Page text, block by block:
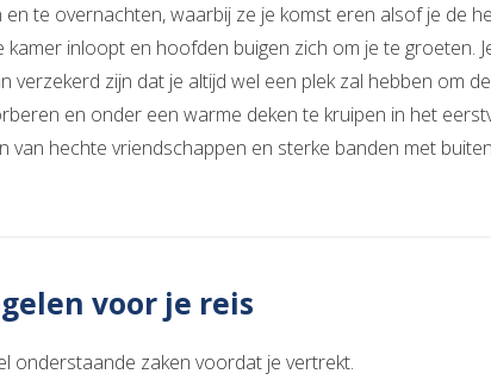
en te overnachten, waarbij ze je komst eren alsof je de
kamer inloopt en hoofden buigen zich om je te groeten.
verzekerd zijn dat je altijd wel een plek zal hebben om
en onder een warme deken te kruipen in het
van hechte vriendschappen en sterke banden met
voor je reis
onderstaande zaken voordat je vertrekt.